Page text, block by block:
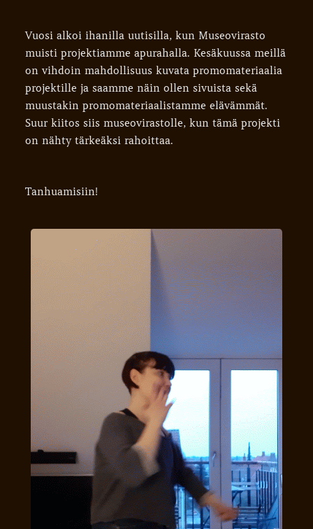
Vuosi alkoi ihanilla uutisilla, kun Museovirasto
muisti projektiamme apurahalla. Kesäkuussa meillä
on vihdoin mahdollisuus kuvata promomateriaalia
projektille ja saamme näin ollen sivuista sekä
muustakin promomateriaalistamme elävämmät.
Suur kiitos siis museovirastolle, kun tämä projekti
on nähty tärkeäksi rahoittaa.
Tanhuamisiin!